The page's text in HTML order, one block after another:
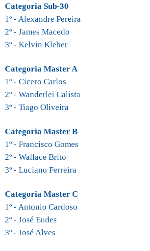
Categoria Sub-30
1º - Alexandre Pereira
2º - James Macedo
3º - Kelvin Kleber
Categoria Master A
1º - Cicero Carlos
2º - Wanderlei Calista
3º - Tiago Oliveira
Categoria Master B
1º - Francisco Gomes
2º - Wallace Brito
3º - Luciano Ferreira
Categoria Master C
1º - Antonio Cardoso
2º - José Eudes
3º - José Alves